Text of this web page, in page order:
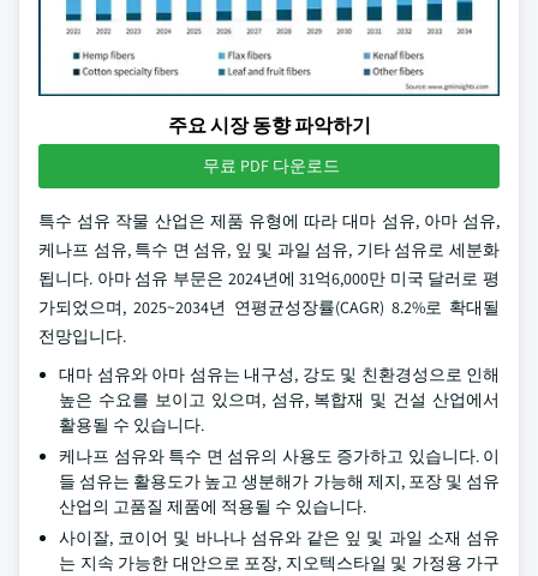
주요 시장 동향 파악하기
무료 PDF 다운로드
특수 섬유 작물 산업은 제품 유형에 따라 대마 섬유, 아마 섬유,
케나프 섬유, 특수 면 섬유, 잎 및 과일 섬유, 기타 섬유로 세분화
됩니다. 아마 섬유 부문은 2024년에 31억6,000만 미국 달러로 평
가되었으며, 2025~2034년 연평균성장률(CAGR) 8.2%로 확대될
전망입니다.
대마 섬유와 아마 섬유는 내구성, 강도 및 친환경성으로 인해
높은 수요를 보이고 있으며, 섬유, 복합재 및 건설 산업에서
활용될 수 있습니다.
케나프 섬유와 특수 면 섬유의 사용도 증가하고 있습니다. 이
들 섬유는 활용도가 높고 생분해가 가능해 제지, 포장 및 섬유
산업의 고품질 제품에 적용될 수 있습니다.
사이잘, 코이어 및 바나나 섬유와 같은 잎 및 과일 소재 섬유
는 지속 가능한 대안으로 포장, 지오텍스타일 및 가정용 가구